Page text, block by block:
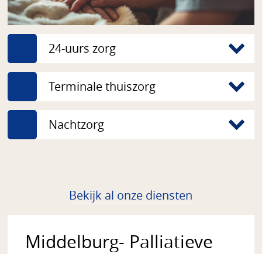
Middelburg- Palliatieve
24-uurs zorg
Terminale thuiszorg
Nachtzorg
Bekijk al onze diensten